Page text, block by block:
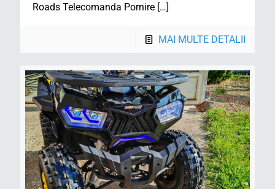
Roads Telecomanda Pornire […]
MAI MULTE DETALII